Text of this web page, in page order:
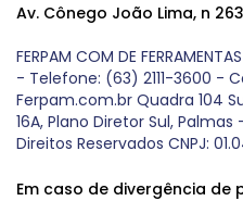
Av. Cônego João Lima, n
FERPAM COM DE
- Telefone: (63) 2111-3600 -
Ferpam.com.br Quadra 104
16A, Plano Diretor Sul,
Direitos Reservados CNPJ:
Em caso de divergência de